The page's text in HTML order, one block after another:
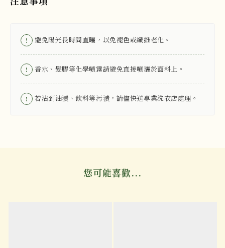
! 避免陽光長時間直曬，以免褪色或纖維老化。
! 香水、髮膠等化學噴霧請避免直接噴灑於面料上。
! 若沾到油漬、飲料等污漬，請儘快送專業洗衣店處理。
您可能喜歡...